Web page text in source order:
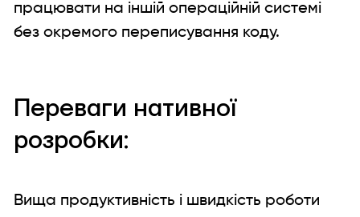
працювати на іншій операційній системі
без окремого переписування коду.
Переваги нативної
розробки:
Вища продуктивність і швидкість роботи